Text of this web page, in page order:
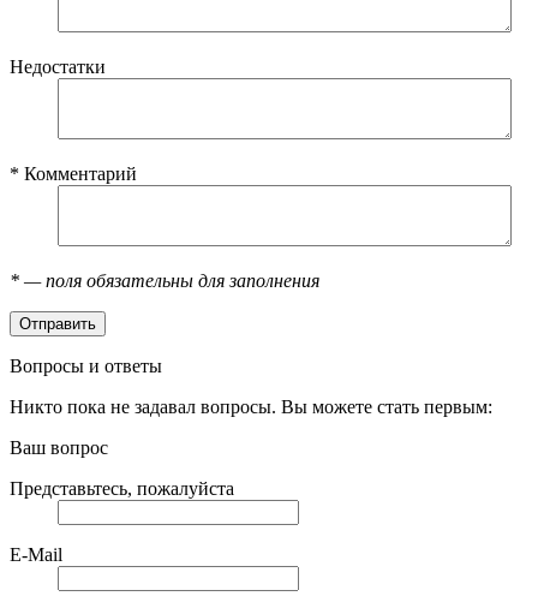
Недостатки
* Комментарий
* — поля обязательны для заполнения
Вопросы и ответы
Никто пока не задавал вопросы. Вы можете стать первым:
Ваш вопрос
Представьтесь, пожалуйста
E-Mail